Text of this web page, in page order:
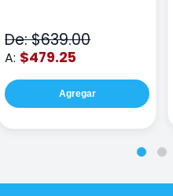
De: $639.00
A: $479.25
Agregar